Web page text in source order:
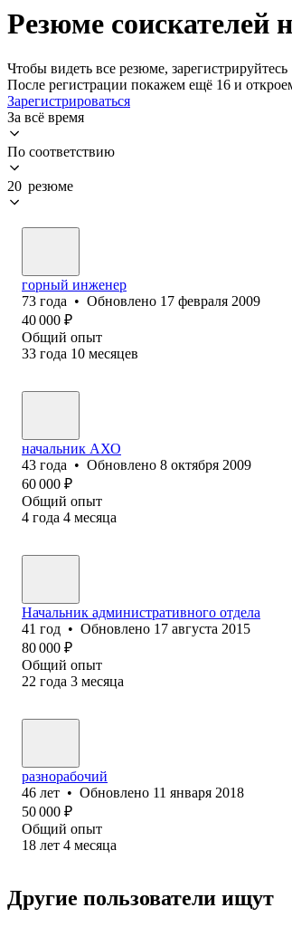
Резюме соискателей
Чтобы видеть все резюме, зарегистрируйтесь
После регистрации покажем ещё 16 и
Зарегистрироваться
За всё время
По соответствию
20 резюме
горный инженер
73 года • Обновлено 17 февраля 2009
40 000 ₽
Общий опыт
33 года 10 месяцев
начальник АХО
43 года • Обновлено 8 октября 2009
60 000 ₽
Общий опыт
4 года 4 месяца
Начальник административного отдела
41 год • Обновлено 17 августа 2015
80 000 ₽
Общий опыт
22 года 3 месяца
разнорабочий
46 лет • Обновлено 11 января 2018
50 000 ₽
Общий опыт
18 лет 4 месяца
Другие пользователи ищут